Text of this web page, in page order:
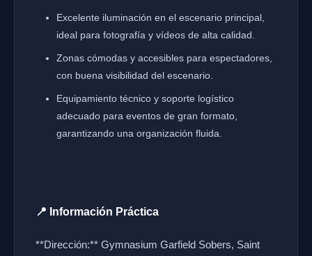
Excelente iluminación en el escenario principal,
ideal para fotografía y vídeos de alta calidad.
Zonas cómodas y accesibles para espectadores,
con buena visibilidad del escenario.
Equipamiento técnico y soporte logístico
adecuado para eventos de gran formato,
garantizando una organización fluida.
📍 Información Práctica
**Dirección:** Gymnasium Garfield Sobers, Saint